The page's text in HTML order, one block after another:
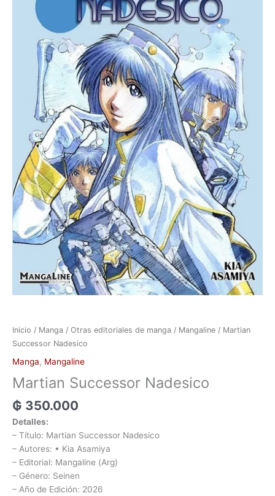
Inicio / Manga / Otras editoriales de manga / Mangaline / Martian
Successor Nadesico
Manga, Mangaline
Martian Successor Nadesico
₲ 350.000
Detalles:
– Título: Martian Successor Nadesico
– Autores: • Kia Asamiya
– Editorial: Mangaline (Arg)
– Género: Seinen
– Año de Edición: 2026